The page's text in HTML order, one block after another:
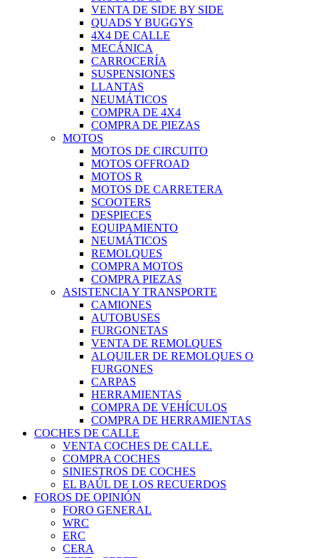
VENTA DE SIDE BY SIDE
QUADS Y BUGGYS
4X4 DE CALLE
MECÁNICA
CARROCERÍA
SUSPENSIONES
LLANTAS
NEUMÁTICOS
COMPRA DE 4X4
COMPRA DE PIEZAS
MOTOS
MOTOS DE CIRCUITO
MOTOS OFFROAD
MOTOS R
MOTOS DE CARRETERA
SCOOTERS
DESPIECES
EQUIPAMIENTO
NEUMÁTICOS
REMOLQUES
COMPRA MOTOS
COMPRA PIEZAS
ASISTENCIA Y TRANSPORTE
CAMIONES
AUTOBUSES
FURGONETAS
VENTA DE REMOLQUES
ALQUILER DE REMOLQUES O
FURGONES
CARPAS
HERRAMIENTAS
COMPRA DE VEHÍCULOS
COMPRA DE HERRAMIENTAS
COCHES DE CALLE
VENTA COCHES DE CALLE.
COMPRA COCHES
SINIESTROS DE COCHES
EL BAÚL DE LOS RECUERDOS
FOROS DE OPINIÓN
FORO GENERAL
WRC
ERC
CERA